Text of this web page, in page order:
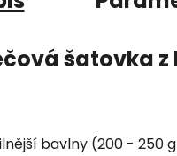
šatovka
bavlny (200 -